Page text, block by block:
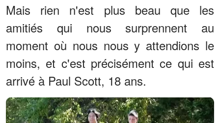
Mais rien n'est plus beau que les
amitiés qui nous surprennent au
moment où nous nous y attendions le
moins, et c'est précisément ce qui est
arrivé à Paul Scott, 18 ans.